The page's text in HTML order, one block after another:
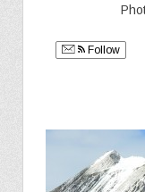
Follow